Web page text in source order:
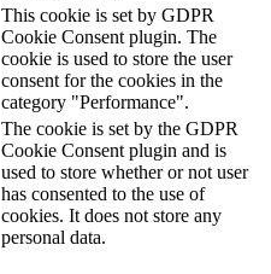
This cookie is set by GDPR
Cookie Consent plugin. The
cookie is used to store the user
consent for the cookies in the
category "Performance".
The cookie is set by the GDPR
Cookie Consent plugin and is
used to store whether or not user
has consented to the use of
cookies. It does not store any
personal data.